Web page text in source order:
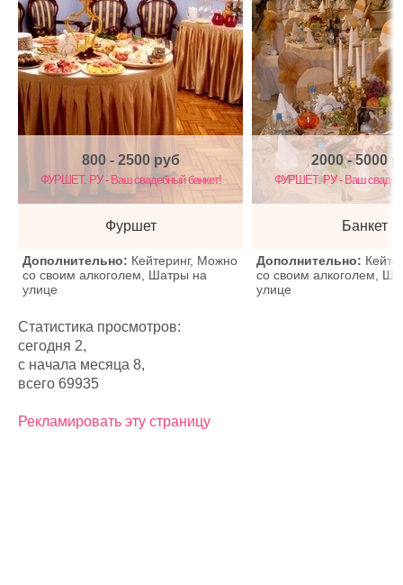
Фуршет
800 - 2500 руб
ФУРШЕТ. РУ - Ваш свадебный банкет!
Дополнительно: Кейтеринг, Можно
со своим алкоголем, Шатры на
улице
Банкет
2000 - 5000
ФУРШЕТ. РУ - Ваш
Дополнительно:
со своим алкоголем,
улице
Статистика просмотров:
сегодня 2,
с начала месяца 8,
всего 69935
Рекламировать эту страницу